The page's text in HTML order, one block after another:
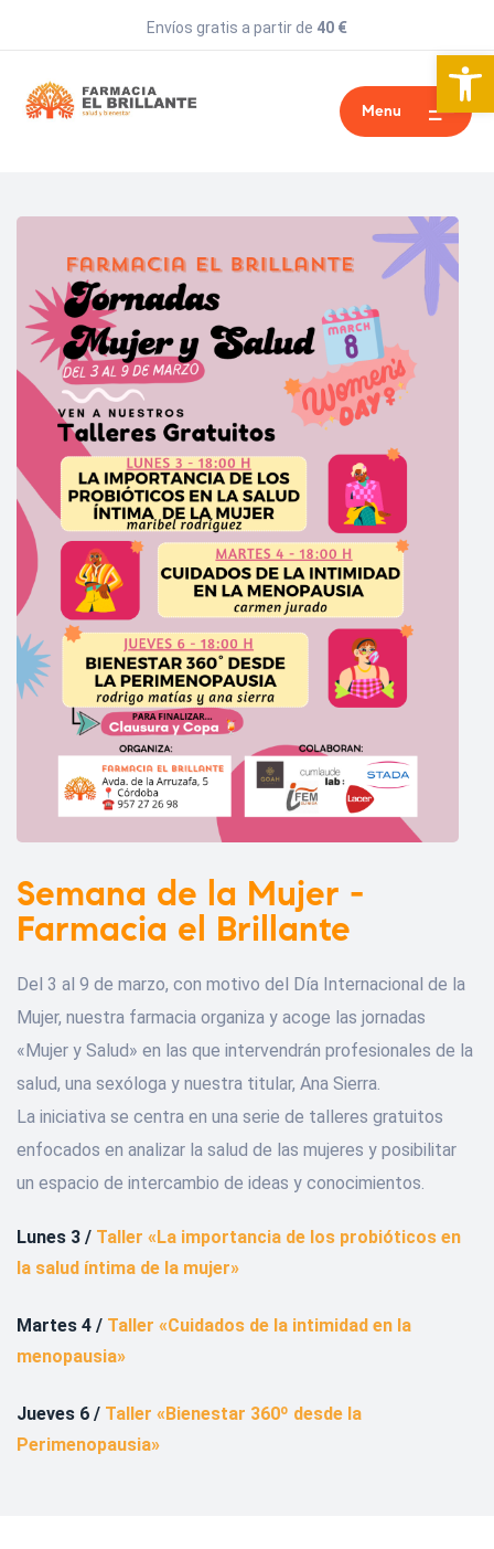
Abrir
Envíos gratis a partir de 40 €
Menu
Semana de la Mujer -
Farmacia el Brillante
Del 3 al 9 de marzo, con motivo del Día Internacional de la
Mujer, nuestra farmacia organiza y acoge las jornadas
«Mujer y Salud» en las que intervendrán profesionales de la
salud, una sexóloga y nuestra titular, Ana Sierra.
La iniciativa se centra en una serie de talleres gratuitos
enfocados en analizar la salud de las mujeres y posibilitar
un espacio de intercambio de ideas y conocimientos.
Lunes 3 / Taller «La importancia de los probióticos en
la salud íntima de la mujer»
Martes 4 / Taller «Cuidados de la intimidad en la
menopausia»
Jueves 6 / Taller «Bienestar 360º desde la
Perimenopausia»